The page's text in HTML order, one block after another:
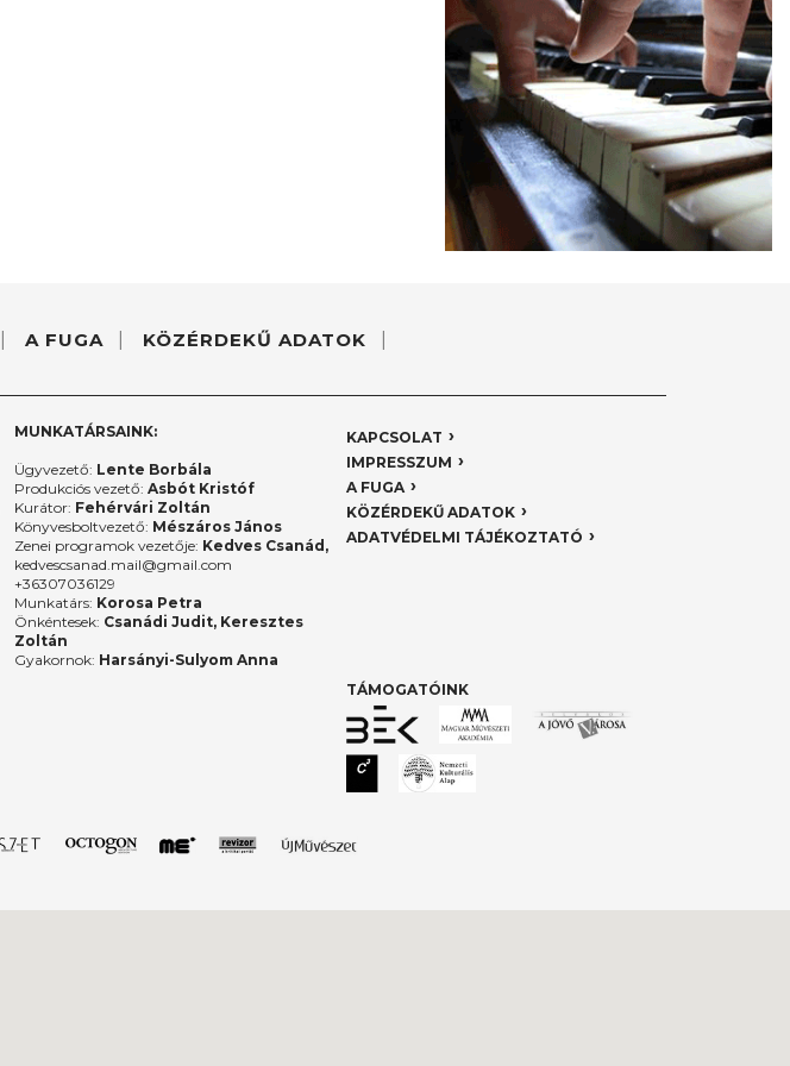
A FUGA
KÖZÉRDEKŰ ADATOK
MUNKATÁRSAINK:
Ügyvezető: Lente Borbála
Produkciós vezető: Asbót Kristóf
Kurátor: Fehérvári Zoltán
Könyvesboltvezető: Mészáros János
Zenei programok vezetője: Kedves Csanád,
kedvescsanad.mail@gmail.com
+36307036129
Munkatárs: Korosa Petra
Önkéntesek: Csanádi Judit, Keresztes
Zoltán
Gyakornok: Harsányi-Sulyom Anna
KAPCSOLAT
IMPRESSZUM
A FUGA
KÖZÉRDEKŰ ADATOK
ADATVÉDELMI TÁJÉKOZTATÓ
TÁMOGATÓINK